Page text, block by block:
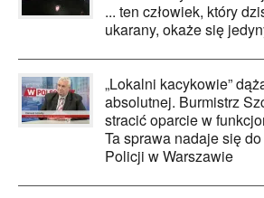
... ten człowiek, który
ukarany, okaże się
„Lokalni kacykowie”
absolutnej. Burmistrz
stracić oparcie w
Ta sprawa nadaje się
Policji w Warszawie